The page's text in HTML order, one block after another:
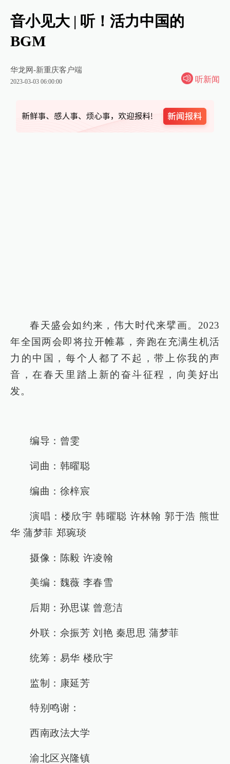
音小见大 | 听！活力中国的
BGM
华龙网-新重庆客户端
2023-03-03 06:00:00 听新闻
春天盛会如约来，伟大时代来擘画。2023
年全国两会即将拉开帷幕，奔跑在充满生机活
力的中国，每个人都了不起，带上你我的声
音，在春天里踏上新的奋斗征程，向美好出
发。
编导：曾雯
词曲：韩曜聪
编曲：徐梓宸
演唱：楼欣宇 韩曜聪 许林翰 郭于浩 熊世
华 蒲梦菲 郑琬琰
摄像：陈毅 许凌翰
美编：魏薇 李春雪
后期：孙思谋 曾意洁
外联：佘振芳 刘艳 秦思思 蒲梦菲
统筹：易华 楼欣宇
监制：康延芳
特别鸣谢：
西南政法大学
渝北区兴隆镇